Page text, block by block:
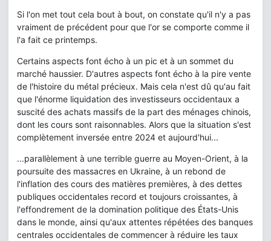
Si l'on met tout cela bout à bout, on constate qu'il n'y a pas
vraiment de précédent pour que l'or se comporte comme il
l'a fait ce printemps.
Certains aspects font écho à un pic et à un sommet du
marché haussier. D'autres aspects font écho à la pire vente
de l'histoire du métal précieux. Mais cela n'est dû qu'au fait
que l'énorme liquidation des investisseurs occidentaux a
suscité des achats massifs de la part des ménages chinois,
dont les cours sont raisonnables. Alors que la situation s'est
complètement inversée entre 2024 et aujourd'hui...
...parallèlement à une terrible guerre au Moyen-Orient, à la
poursuite des massacres en Ukraine, à un rebond de
l'inflation des cours des matières premières, à des dettes
publiques occidentales record et toujours croissantes, à
l'effondrement de la domination politique des États-Unis
dans le monde, ainsi qu'aux attentes répétées des banques
centrales occidentales de commencer à réduire les taux